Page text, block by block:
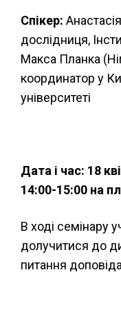
Спікер:
дослідниця,
Макса Планка
координатор у
університеті
Дата і час: 18
14:00-15:00 на
В ході семінару
долучитися до
питання